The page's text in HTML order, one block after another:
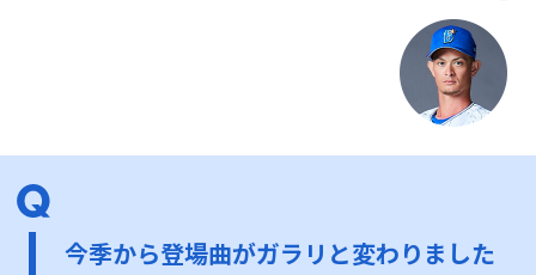
今季から登場曲がガラリと変わりました